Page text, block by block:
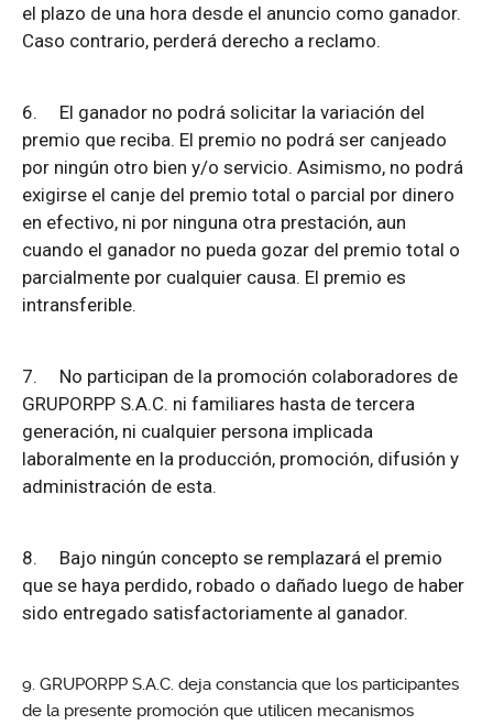
el plazo de una hora desde el anuncio como ganador.
Caso contrario, perderá derecho a reclamo.
6. El ganador no podrá solicitar la variación del
premio que reciba. El premio no podrá ser canjeado
por ningún otro bien y/o servicio. Asimismo, no podrá
exigirse el canje del premio total o parcial por dinero
en efectivo, ni por ninguna otra prestación, aun
cuando el ganador no pueda gozar del premio total o
parcialmente por cualquier causa. El premio es
intransferible.
7. No participan de la promoción colaboradores de
GRUPORPP S.A.C. ni familiares hasta de tercera
generación, ni cualquier persona implicada
laboralmente en la producción, promoción, difusión y
administración de esta.
8. Bajo ningún concepto se remplazará el premio
que se haya perdido, robado o dañado luego de haber
sido entregado satisfactoriamente al ganador.
GRUPORPP S.A.C. deja constancia que los participantes
de la presente promoción que utilicen mecanismos